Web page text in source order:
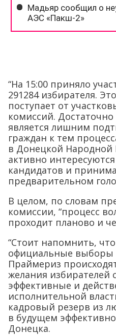
“На 15:00 приняло
291284 избирателя.
поступает от
комиссий. Достаточно
является лишним
граждан к тем
в Донецкой Народной
активно
кандидатов и
предварительном
В целом, по словам
комиссии, “процесс
проходит планово и
“Стоит напомнить,
официальные выборы
Праймериз
желания избирателей
эффективные и
исполнительной
кадровый резерв из
в будущем
Донецка.